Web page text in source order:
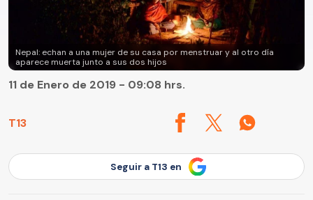
Nepal: echan a una mujer de su casa por menstruar y al otro día
aparece muerta junto a sus dos hijos
T13
11 de Enero de 2019 - 09:08 hrs.
Seguir a T13 en